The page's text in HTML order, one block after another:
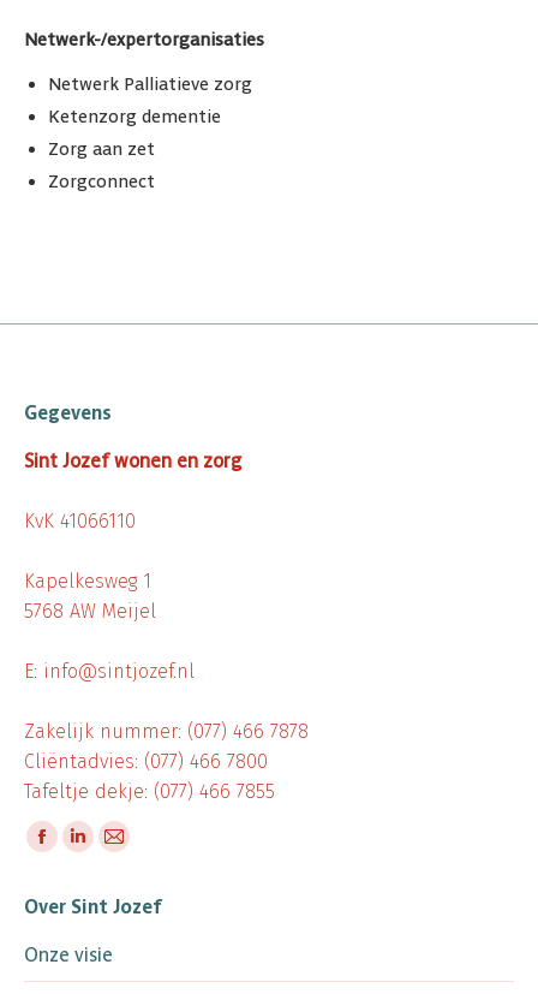
Netwerk-/expertorganisaties
Netwerk Palliatieve zorg
Ketenzorg dementie
Zorg aan zet
Zorgconnect
Gegevens
Sint Jozef wonen en zorg
KvK 41066110
Kapelkesweg 1
5768 AW Meijel
E: info@sintjozef.nl
Zakelijk nummer: (077) 466 7878
Cliëntadvies: (077) 466 7800
Tafeltje dekje: (077) 466 7855
Vind ons op:
Facebook
opens
in
new
Linkedin
opens
in
new
Mail
opens
new
Over Sint Jozef
Onze visie